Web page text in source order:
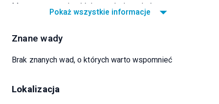
Ma super wygodne łóżko na dachu, z którego można
podziwiać wspaniały widok po przebudzeniu.
Opiszę to trochę, ale możesz to zobaczyć osobiście w
dowolnym momencie.
Pokaż wszystkie informacje
Znane wady
Brak znanych wad, o których warto wspomnieć
Lokalizacja